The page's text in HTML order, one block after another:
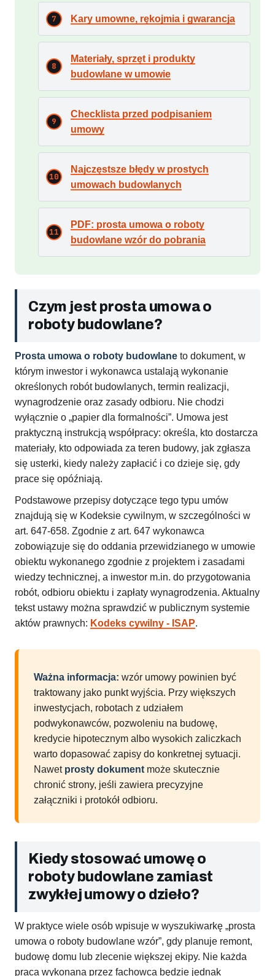
Kary umowne, rękojmia i gwarancja
Materiały, sprzęt i produkty
budowlane w umowie
Checklista przed podpisaniem
umowy
Najczęstsze błędy w prostych
umowach budowlanych
PDF: prosta umowa o roboty
budowlane wzór do pobrania
Czym jest prosta umowa o
roboty budowlane?
Prosta umowa o roboty budowlane to dokument, w
którym inwestor i wykonawca ustalają wykonanie
określonych robót budowlanych, termin realizacji,
wynagrodzenie oraz zasady odbioru. Nie chodzi
wyłącznie o „papier dla formalności”. Umowa jest
praktyczną instrukcją współpracy: określa, kto dostarcza
materiały, kto odpowiada za teren budowy, jak zgłasza
się usterki, kiedy należy zapłacić i co dzieje się, gdy
prace się opóźniają.
Podstawowe przepisy dotyczące tego typu umów
znajdują się w Kodeksie cywilnym, w szczególności w
art. 647-658. Zgodnie z art. 647 wykonawca
zobowiązuje się do oddania przewidzianego w umowie
obiektu wykonanego zgodnie z projektem i zasadami
wiedzy technicznej, a inwestor m.in. do przygotowania
robót, odbioru obiektu i zapłaty wynagrodzenia. Aktualny
tekst ustawy można sprawdzić w publicznym systemie
aktów prawnych: Kodeks cywilny - ISAP.
Ważna informacja: wzór umowy powinien być
traktowany jako punkt wyjścia. Przy większych
inwestycjach, robotach z udziałem
podwykonawców, pozwoleniu na budowę,
kredycie hipotecznym albo wysokich zaliczkach
warto dopasować zapisy do konkretnej sytuacji.
Nawet prosty dokument może skutecznie
chronić strony, jeśli zawiera precyzyjne
załączniki i protokół odbioru.
Kiedy stosować umowę o
roboty budowlane zamiast
zwykłej umowy o dzieło?
W praktyce wiele osób wpisuje w wyszukiwarkę „prosta
umowa o roboty budowlane wzór”, gdy planuje remont,
budowę domu lub zlecenie większej ekipy. Nie każda
praca wykonana przez fachowca będzie jednak